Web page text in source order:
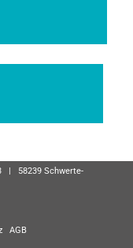
| 58239 Schwerte-
AGB